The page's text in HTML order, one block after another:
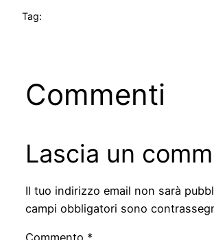
Tag:
Commenti
Lascia un
Il tuo indirizzo email non sarà
campi obbligatori sono